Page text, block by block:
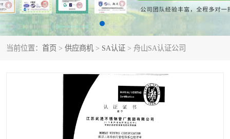
当前位置： 首页 > 供应商机 > SA认证 > 舟山SA认证公司
OHSAS18001认证
45001认证